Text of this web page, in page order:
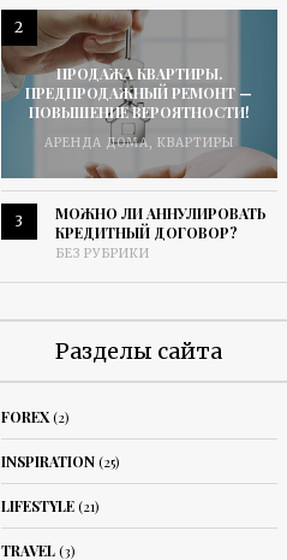
2
ПРОДАЖА КВАРТИРЫ.
ПРЕДПРОДАЖНЫЙ РЕМОНТ —
ПОВЫШЕНИЕ ВЕРОЯТНОСТИ!
АРЕНДА ДОМА, КВАРТИРЫ
3
МОЖНО ЛИ АННУЛИРОВАТЬ
КРЕДИТНЫЙ ДОГОВОР?
БЕЗ РУБРИКИ
Разделы сайта
FOREX(2)
INSPIRATION(25)
LIFESTYLE(21)
TRAVEL(3)